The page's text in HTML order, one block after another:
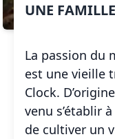
UNE
La passion du
est une vieille
Clock.
venu s’établir
de cultiver un